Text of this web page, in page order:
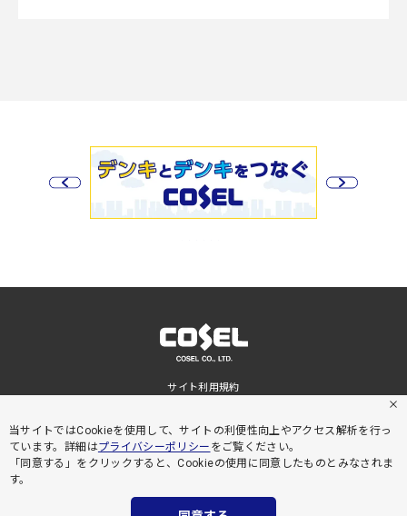
当サイトではCookieを使用して、サイトの利便性向上やアクセス解析を行っ
ています。詳細はプライバシーポリシー をご覧ください。
「同意する」をクリックすると、Cookieの使用に同意したものとみなされま
す。
サイト利用規約